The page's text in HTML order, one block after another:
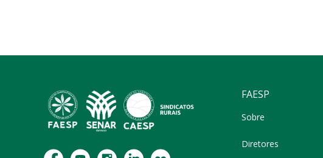
FAESP
Sobre
Diretores